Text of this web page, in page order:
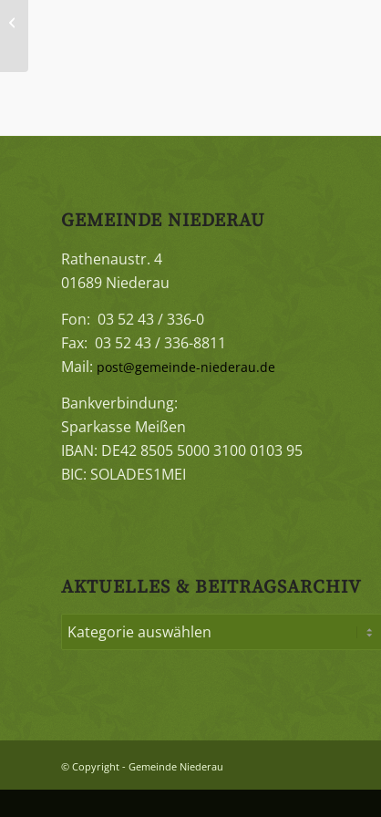
GEMEINDE NIEDERAU
Rathenaustr. 4
01689 Niederau
Fon: 03 52 43 / 336-0
Fax: 03 52 43 / 336-8811
Mail: post@gemeinde-niederau.de
Bankverbindung:
Sparkasse Meißen
IBAN: DE42 8505 5000 3100 0103 95
BIC: SOLADES1MEI
AKTUELLES & BEITRAGSARCHIV
© Copyright - Gemeinde Niederau